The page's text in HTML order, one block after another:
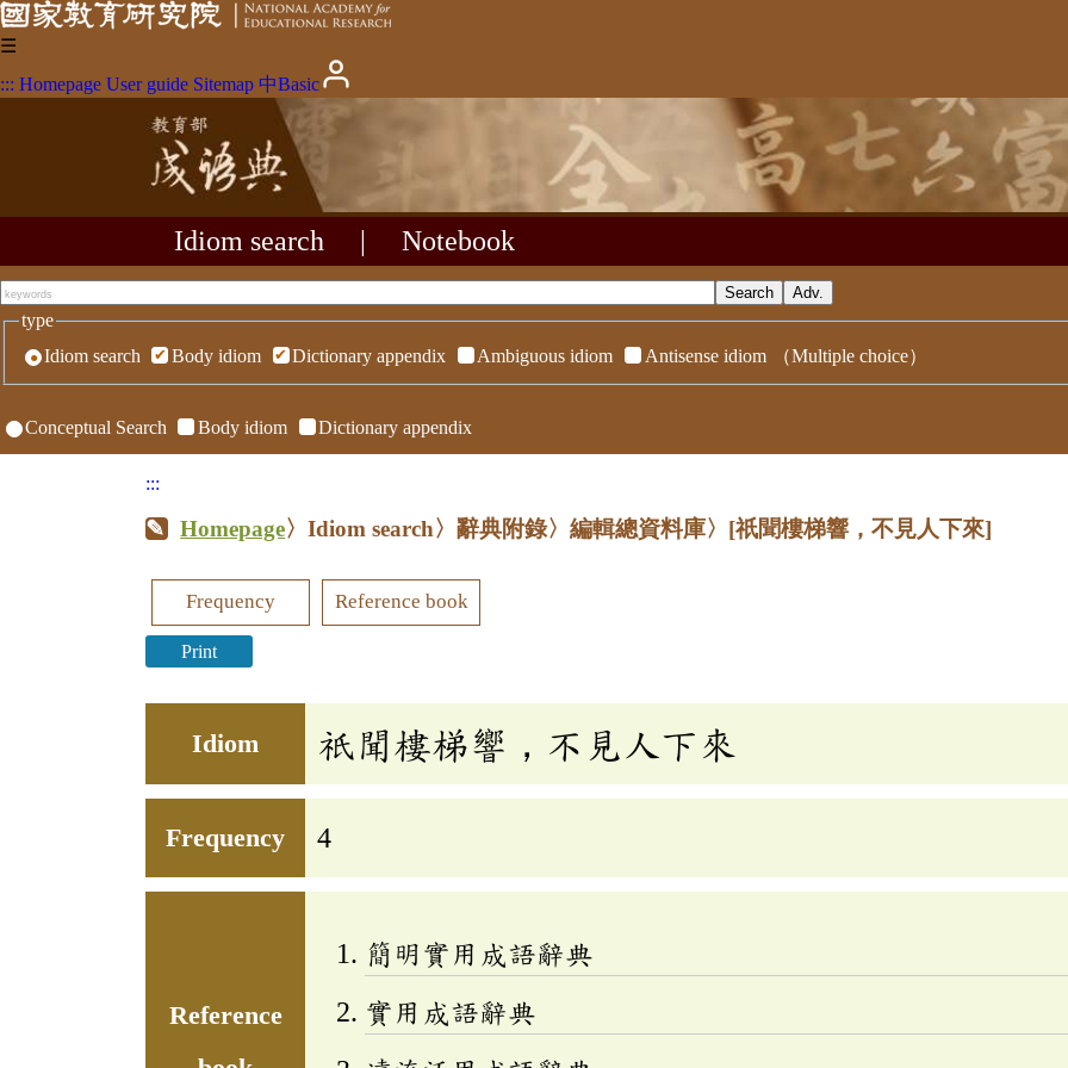
☰
::: Homepage User guide Sitemap 中Basic
Idiom search Notebook
type
Idiom search
Body idiom Dictionary appendix Ambiguous idiom Antisense idiom （Multiple choice）
Conceptual Search Body idiom Dictionary appendix
:::
Homepage〉Idiom search〉辭典附錄〉編輯總資料庫〉 [祇聞樓梯響，不見人下來]
Frequency Reference book
Print
Idiom 祇聞樓梯響，不見人下來
Frequency 4
Reference
簡明實用成語辭典
實用成語辭典